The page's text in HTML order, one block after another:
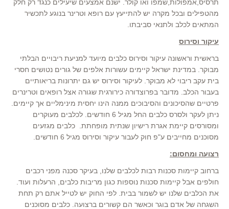
תרסיס,אמפולות,שמפו ואו קולר. ישנם אמצעים שיעילים כנגד רק חלק
מהטפילים ובכל מקרה יש להתייעץ עם רופא וטרינר בנוגע לתכשיר
המתאים לכלב ולתנאי סביבתו.
עיקור וסירוס
בראשית וראשונה עיקור וסירוס כלבים מיועד למניעת ריבויים הבלתי
מבוקר. במדינת ישראל קיימים עשורות אלפים של גורים נטושים חסרי
בית עקב ריבוי לא מבוקר. לעיקור וסירוס יש גם יתרונות בריאותיים
בעבור הכלב. מדובר בפרוצדורה כירורגית שגורה אצל רופאים וטרינרים
פרטיים שהסיכונים והסיבוכים ממנה הינו יחסית מינימליים אך קיימים.
ניתן לעקר ולסרס כלבים החל מגיל 6 חודשים. לכלבים מעוקרים
ומסורסים קיימת אגרת רישיון שנתית מופחתת. כלבים מגזעים
מסוכנים מחייבים ע"פ חוק לעבור עיקור וסירוס מגיל 6 חודשים.
רצועה ומחסום:
ברחוב קיימות סכנות רבות לכלבים שלנו, בעיקר סכנה מפני רכבים
חולפים אבל קיימות סכנות נוספות כגון מריבות כלבים, הרעלות ועוד.
את הכלבים שלנו יש לשמור בבית. לפי החוק יש לטייל אתם רק תחת
השגחה של אדם בוגר וכאשר הם קשורים ברצועה. כלבים מסוכנים